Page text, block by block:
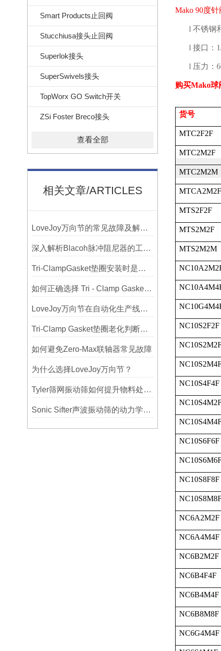
Smart Products止回阀
Stucchiusa接头止回阀
Superlok接头
SuperSwivels接头
TopWorx GO Switch开关
ZSi Foster Breco接头
查看全部
相关文章/ARTICLES
LoveJoy万向节的常见故障及解决方案
深入解析Blacoh脉冲阻尼器的工作原理与应用
Tri-ClampGasket垫圈安装时是否需要涂抹润滑剂或密封脂？
如何正确选择 Tri - Clamp Gasket 垫圈的材质与尺寸？
LoveJoy万向节在自动化生产线中的核心作用
Tri-Clamp Gasket垫圈老化判断，定期更换维护要点
如何避免Zero-Max联轴器常见故障
为什么选择LoveJoy万向节？
Tyler筛网振动筛如何提升物料处理能力
Sonic Sifter声波振动筛的动力学模拟与性能分析
Mako 90度
l 不锈钢
l 接口：
l 压力：
购买Mako球
货号
MTC2F2F
MTC2M2F
MTC2M2M
MTCA2M2F
MTS2F2F
MTS2M2F
MTS2M2M
NC10S2F2F
NC10S4F4F
NC10S6F6F
NC10S8F8F
NC6A2M2F
NC6A4M4F
NC6B2M2F
NC6B4F4F
NC6B4M4F
NC6B8M8F
NC6G4M4F